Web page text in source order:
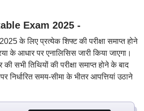
Exam 2025 -
के लिए प्रत्येक शिफ्ट की परीक्षा समाप्त होने
के आधार पर एनालिसिस जारी किया जाएगा।
सभी तिथियों की परीक्षा समाप्त होने के बाद
निर्धारित समय-सीमा के भीतर आपत्तियां उठाने